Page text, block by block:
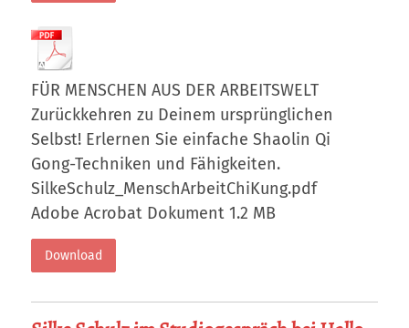
FÜR MENSCHEN AUS DER ARBEITSWELT
Zurückkehren zu Deinem ursprünglichen
Selbst! Erlernen Sie einfache Shaolin Qi
Gong-Techniken und Fähigkeiten.
SilkeSchulz_MenschArbeitChiKung.pdf
Adobe Acrobat Dokument 1.2 MB
Download